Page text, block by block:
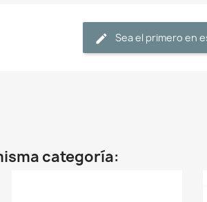
Sea el primero en
categoría: